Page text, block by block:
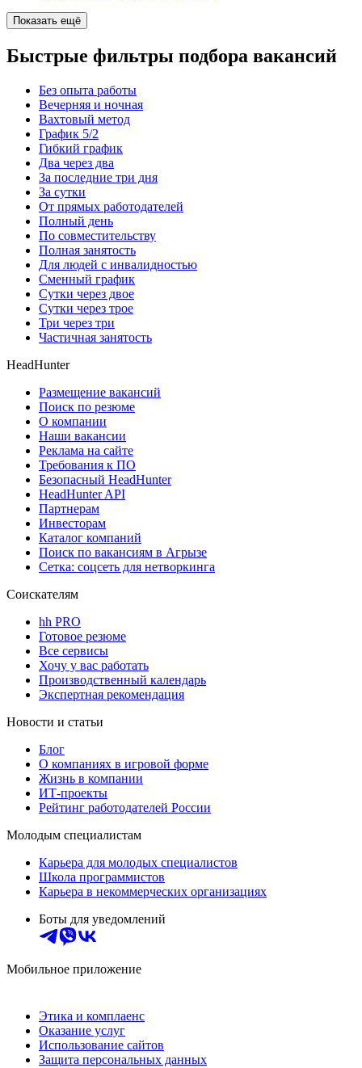
Показать ещё
Быстрые фильтры подбора вакансий
Без опыта работы
Вечерняя и ночная
Вахтовый метод
График 5/2
Гибкий график
Два через два
За последние три дня
За сутки
От прямых работодателей
Полный день
По совместительству
Полная занятость
Для людей с инвалидностью
Сменный график
Сутки через двое
Сутки через трое
Три через три
Частичная занятость
HeadHunter
Размещение вакансий
Поиск по резюме
О компании
Наши вакансии
Реклама на сайте
Требования к ПО
Безопасный HeadHunter
HeadHunter API
Партнерам
Инвесторам
Каталог компаний
Поиск по вакансиям в Агрызе
Сетка: соцсеть для нетворкинга
Соискателям
hh PRO
Готовое резюме
Все сервисы
Хочу у вас работать
Производственный календарь
Экспертная рекомендация
Новости и статьи
Блог
О компаниях в игровой форме
Жизнь в компании
ИТ-проекты
Рейтинг работодателей России
Молодым специалистам
Карьера для молодых специалистов
Школа программистов
Карьера в некоммерческих организациях
Боты для уведомлений
Мобильное приложение
Этика и комплаенс
Оказание услуг
Использование сайтов
Защита персональных данных